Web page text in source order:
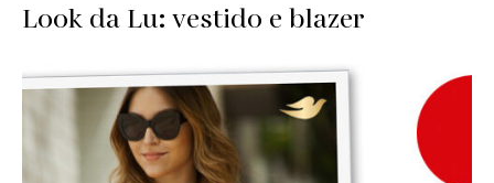
Look da Lu: vestido e blazer